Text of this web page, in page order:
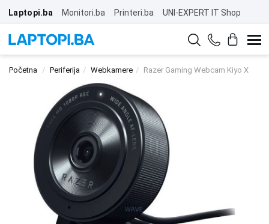
Laptopi.ba Monitori.ba Printeri.ba UNI-EXPERT IT Shop
Početna Periferija Webkamere Razer Gaming Webcam Kiyo X